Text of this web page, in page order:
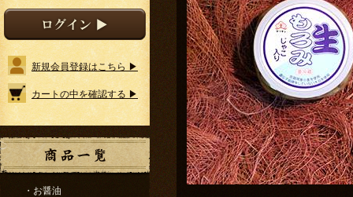
新規会員登録はこちら ▶
カートの中を確認する ▶
・お醤油